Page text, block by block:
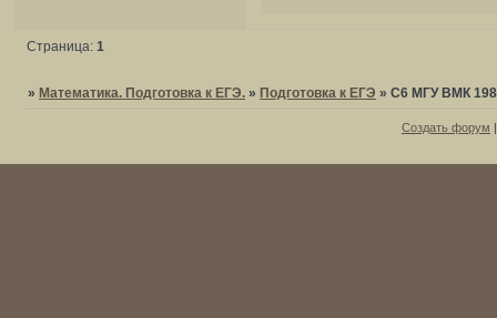
Страница:1
»Математика. Подготовка к ЕГЭ. »Подготовка к ЕГЭ »С6 МГУ ВМК
Создать форум